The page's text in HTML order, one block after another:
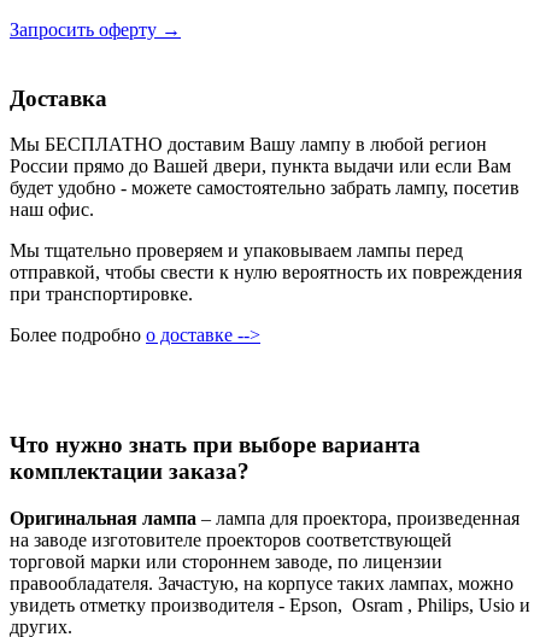
Запросить оферту →
Доставка
Мы БЕСПЛАТНО доставим Вашу лампу в любой регион
России прямо до Вашей двери, пункта выдачи или если Вам
будет удобно - можете самостоятельно забрать лампу, посетив
наш офис.
Мы тщательно проверяем и упаковываем лампы перед
отправкой, чтобы свести к нулю вероятность их повреждения
при транспортировке.
Более подробно о доставке -->
Что нужно знать при выборе варианта
комплектации заказа?
Оригинальная лампа – лампа для проектора, произведенная
на заводе изготовителе проекторов соответствующей
торговой марки или стороннем заводе, по лицензии
правообладателя. Зачастую, на корпусе таких лампах, можно
увидеть отметку производителя - Epson, Osram , Philips, Usio и
других.